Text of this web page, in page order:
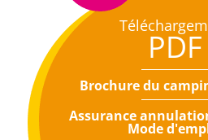
PDF
Brochure du
Assurance
Mode